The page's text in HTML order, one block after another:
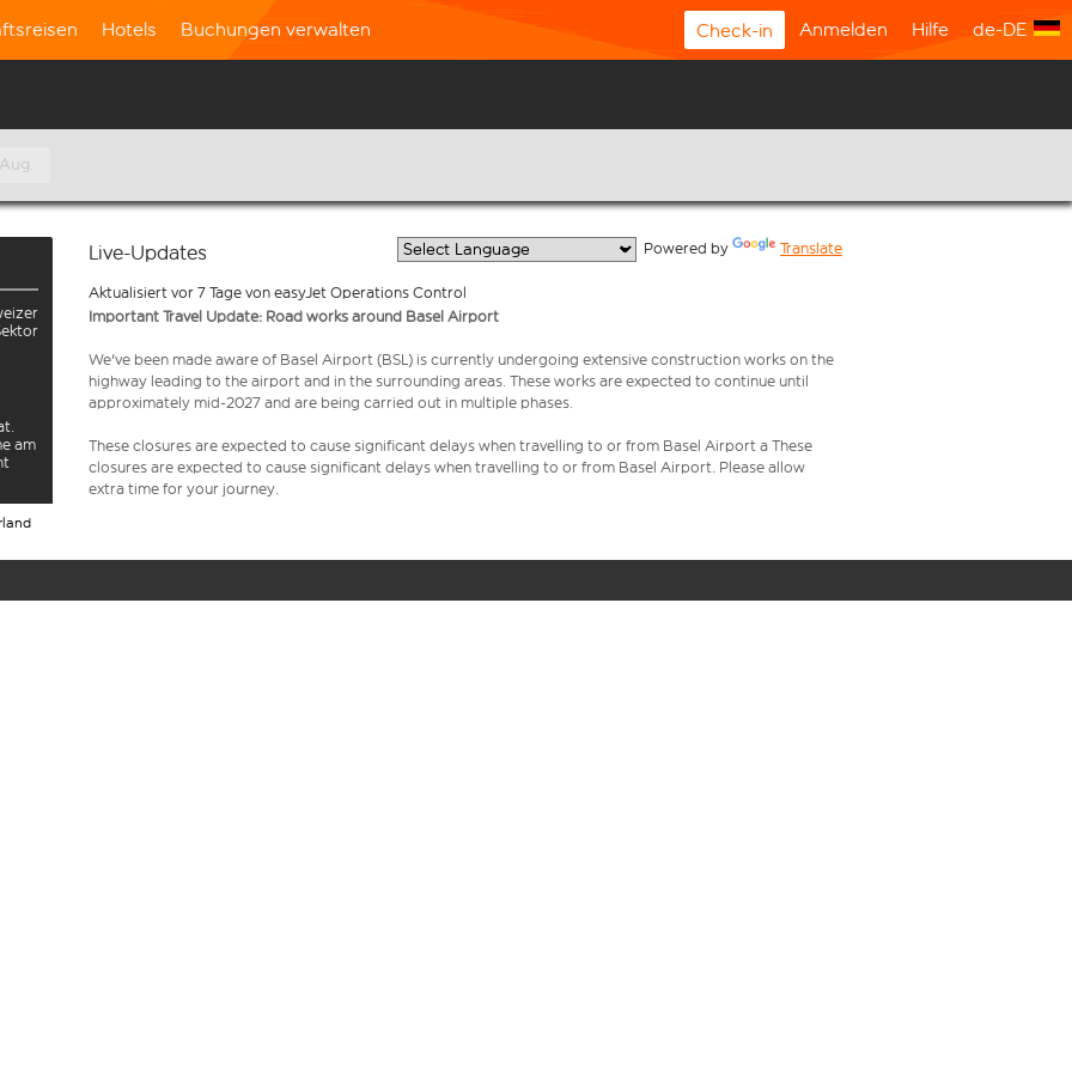
Hotels Buchungen verwalten Check-in Anmelden Hilfe de-DE
Aug.
am
Live-Updates Powered by Translate
Aktualisiert vor 7 Tage von easyJet Operations Control
Important Travel Update: Road works around Basel Airport
We've been made aware of Basel Airport (BSL) is currently undergoing extensive construction works on the
highway leading to the airport and in the surrounding areas. These works are expected to continue until
approximately mid-2027 and are being carried out in multiple phases.
These closures are expected to cause significant delays when travelling to or from Basel Airport a These
closures are expected to cause significant delays when travelling to or from Basel Airport. Please allow
extra time for your journey.